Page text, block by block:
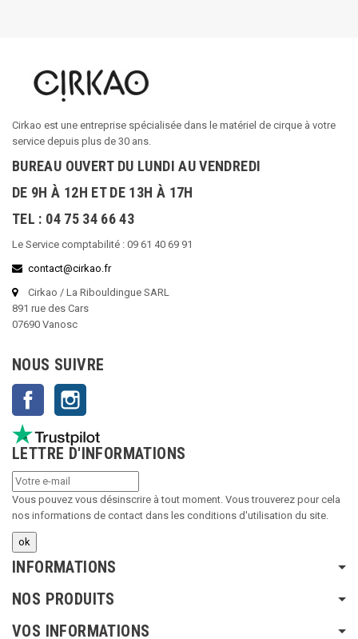
Cirkao est une entreprise spécialisée dans le matériel de cirque à votre
service depuis plus de 30 ans.
BUREAU OUVERT DU LUNDI AU VENDREDI
DE 9H À 12H ET DE 13H À 17H
TEL : 04 75 34 66 43
Le Service comptabilité : 09 61 40 69 91
contact@cirkao.fr
Cirkao / La Ribouldingue SARL
891 rue des Cars
07690 Vanosc
NOUS SUIVRE
Facebook
LETTRE D'INFORMATIONS
Vous pouvez vous désinscrire à tout moment. Vous trouverez pour cela
nos informations de contact dans les conditions d'utilisation du site.
INFORMATIONS
NOS PRODUITS
VOS INFORMATIONS